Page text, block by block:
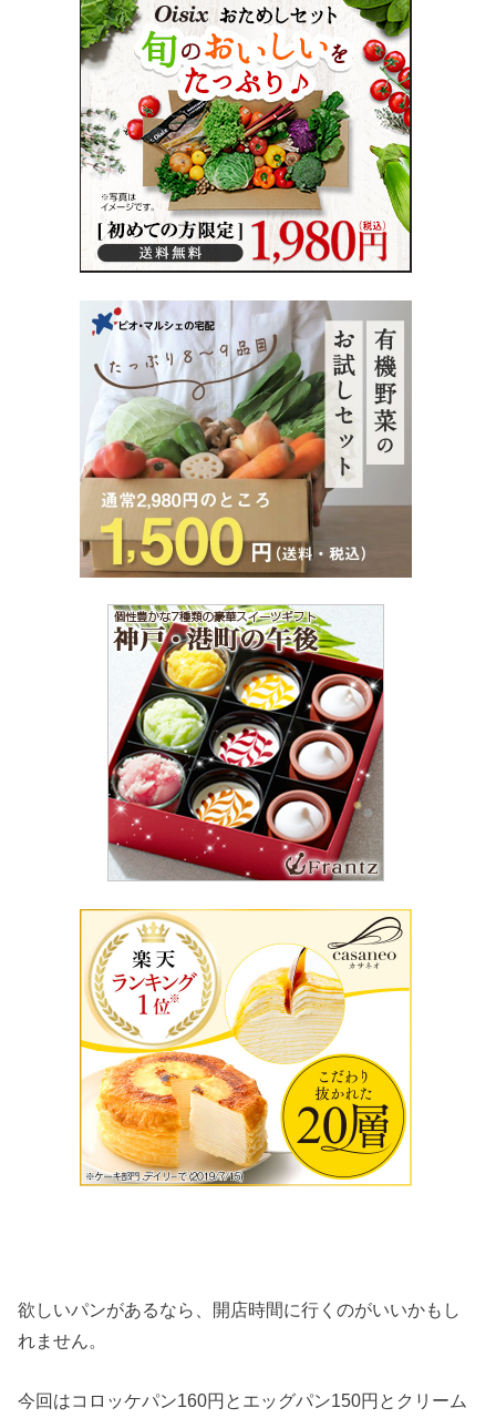
欲しいパンがあるなら、開店時間に行くのがいいかもし
れません。
今回はコロッケパン160円とエッグパン150円とクリーム